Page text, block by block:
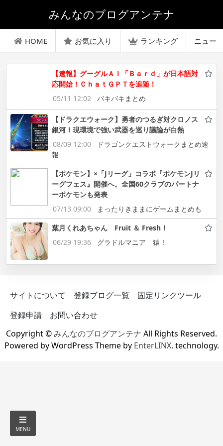
みんなのブログアンテナ
HOME お気に入り ランキング ニュー
【速報】グーグルＡＩ「Ｂａｒｄ」が日本語対
応開始！ＣｈａｔＧＰＴを追随！
05/11 12:02
バキバキまとめ
【ドラクエウォーク】勇者のつるぎ対クロノス
銀河！現環境で強い武器を巡り議論が白熱
08/09 12:00
ドラゴンクエストウォークまとめ速
報
【ポケモン】×「Jリーグ」コラボ『ポケモンJリ
ーグフェス』開催へ。全国60クラブのパートナ
ーポケモンも発表
07/13 09:00
まったりきままにゲームまとめも
葉月くれあちゃん Fruit ＆ Fresh！
06/29 19:36
グラドルマニア 猿！
サイトについて 登録ブログ一覧
固定リンクツール
登録申請
お問い合わせ
Copyright ©みんなのブログアンテナ All Rights Reserved.
Powered by WordPress Theme by EnterLINX. technology.
MENU